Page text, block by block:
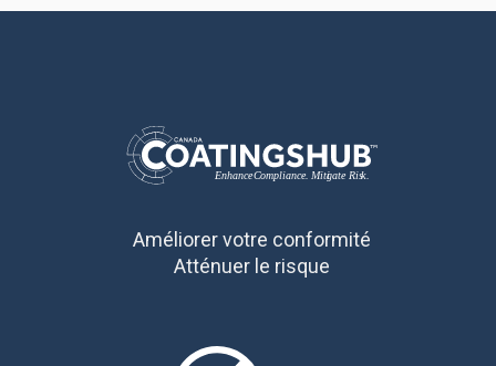
Améliorer votre conformité
Atténuer le risque